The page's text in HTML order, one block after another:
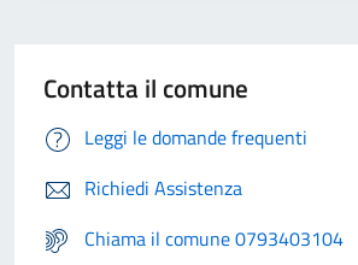
Contatta il comune
Leggi le domande frequenti
Richiedi Assistenza
Chiama il comune 0793403104